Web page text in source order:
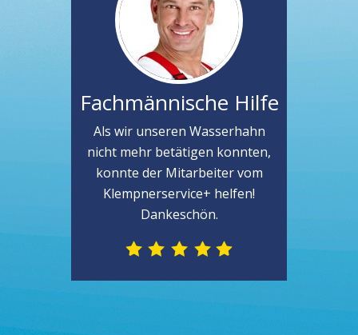
Fachmännische Hilfe
Als wir unseren Wasserhahn
nicht mehr betätigen konnten,
konnte der Mitarbeiter vom
Klempnerservice+ helfen!
Dankeschön.